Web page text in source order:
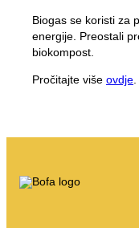
Kompost
Rušenje i renoviranje
Tarife za otpad
Kompanija BOFA
Biogas se koristi za
energije. Preostali
biokompost.
Pročitajte više ovdje